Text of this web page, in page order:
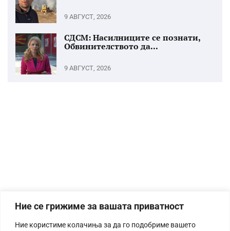
Ние се грижиме за вашата приватност
Ние користиме колачиња за да го подобриме вашето
9 АВГУСТ, 2026
СДСМ: Насилниците се познати,
Обвинителството да...
9 АВГУСТ, 2026